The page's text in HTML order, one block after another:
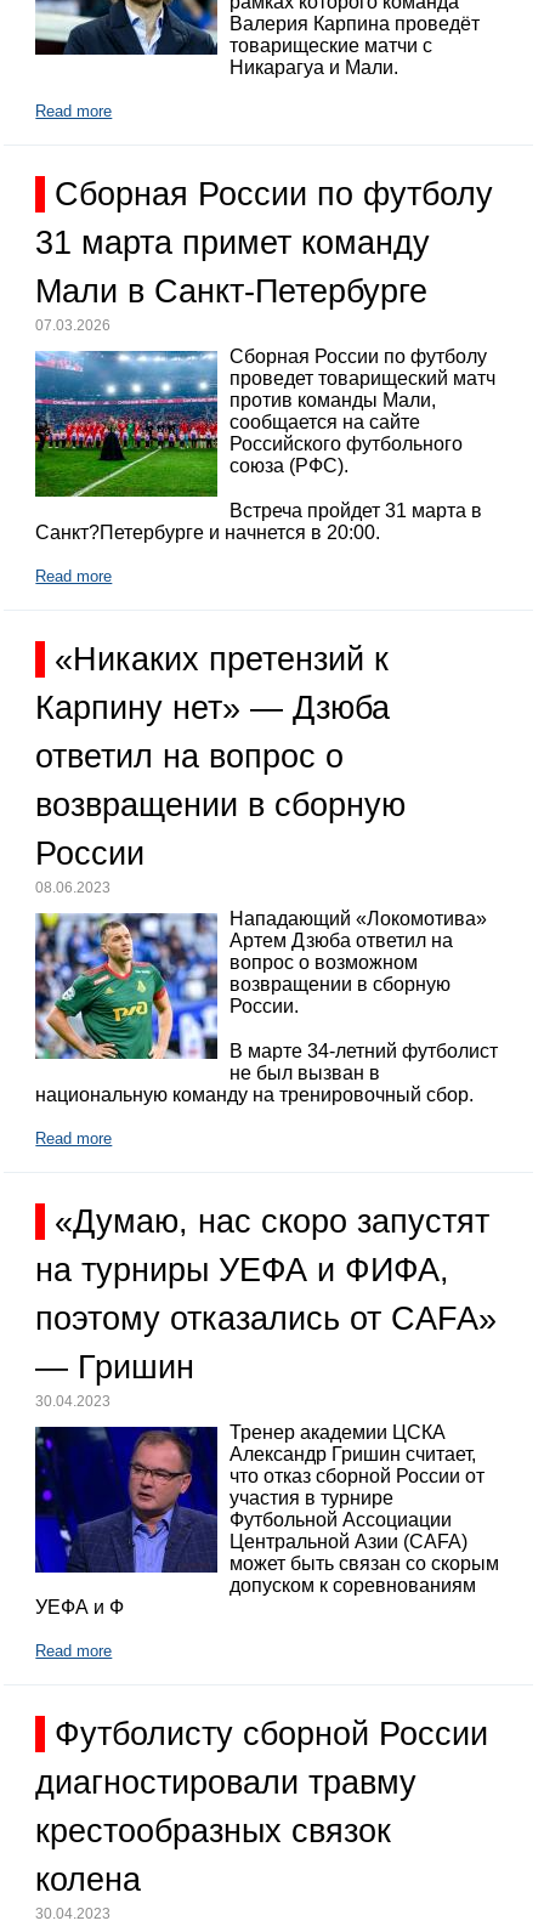
Валерия Карпина проведёт
товарищеские матчи с
Никарагуа и Мали.
Read more
Сборная России по футболу
31 марта примет команду
Мали в Санкт-Петербурге
07.03.2026
Сборная России по футболу
проведет товарищеский матч
против команды Мали,
сообщается на сайте
Российского футбольного
союза (РФС).
Встреча пройдет 31 марта в
Санкт?Петербурге и начнется в 20:00.
Read more
«Никаких претензий к
Карпину нет» — Дзюба
ответил на вопрос о
возвращении в сборную
России
08.06.2023
Нападающий «Локомотива»
Артем Дзюба ответил на
вопрос о возможном
возвращении в сборную
России.
В марте 34-летний футболист
не был вызван в
национальную команду на тренировочный сбор.
Read more
«Думаю, нас скоро запустят
на турниры УЕФА и ФИФА,
поэтому отказались от CAFA»
— Гришин
30.04.2023
Тренер академии ЦСКА
Александр Гришин считает,
что отказ сборной России от
участия в турнире
Футбольной Ассоциации
Центральной Азии (CAFA)
может быть связан со скорым
допуском к соревнованиям
УЕФА и Ф
Read more
Футболисту сборной России
диагностировали травму
крестообразных связок
колена
30.04.2023